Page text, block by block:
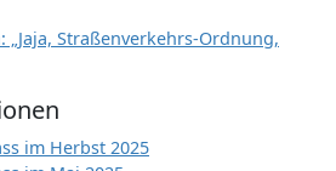
„Jaja, Straßenverkehrs-Ordnung,
im Herbst 2025